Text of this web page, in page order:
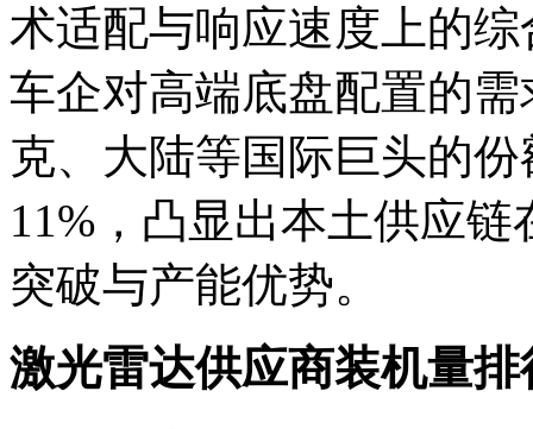
术适配与响应速度上的
车企对高端底盘配置的
克、大陆等国际巨头的
11%，凸显出本土供应
突破与产能优势。
激光雷达供应商装机量排